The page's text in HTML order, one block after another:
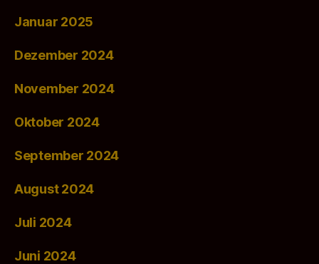
Januar 2025
Dezember 2024
November 2024
Oktober 2024
September 2024
August 2024
Juli 2024
Juni 2024